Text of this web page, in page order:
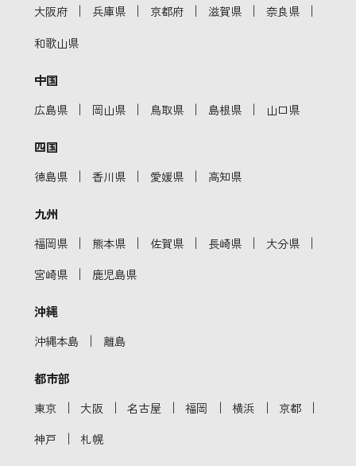
大阪府 ｜ 兵庫県 ｜ 京都府 ｜ 滋賀県 ｜ 奈良県 ｜
和歌山県
中国
広島県 ｜ 岡山県 ｜ 鳥取県 ｜ 島根県 ｜ 山口県
四国
徳島県 ｜ 香川県 ｜ 愛媛県 ｜ 高知県
九州
福岡県 ｜ 熊本県 ｜ 佐賀県 ｜ 長崎県 ｜ 大分県 ｜
宮崎県 ｜ 鹿児島県
沖縄
沖縄本島 ｜ 離島
都市部
東京 ｜ 大阪 ｜ 名古屋 ｜ 福岡 ｜ 横浜 ｜ 京都 ｜
神戸 ｜ 札幌